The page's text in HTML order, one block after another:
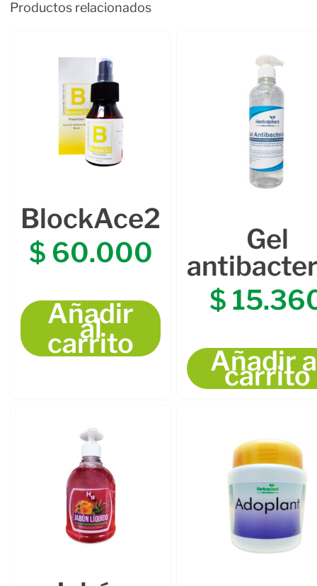
Productos relacionados
BlockAce2
$ 60.000
Añadir
al
carrito
Gel
$
Añadir
carrito